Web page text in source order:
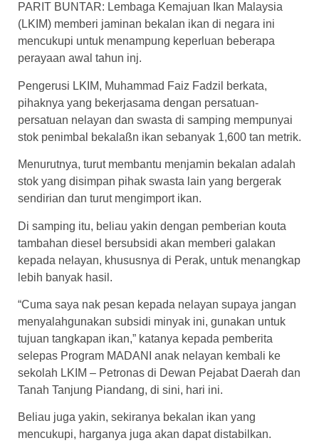
PARIT BUNTAR: Lembaga Kemajuan Ikan Malaysia
(LKIM) memberi jaminan bekalan ikan di negara ini
mencukupi untuk menampung keperluan beberapa
perayaan awal tahun inj.
Pengerusi LKIM, Muhammad Faiz Fadzil berkata,
pihaknya yang bekerjasama dengan persatuan-
persatuan nelayan dan swasta di samping mempunyai
stok penimbal bekalaßn ikan sebanyak 1,600 tan metrik.
Menurutnya, turut membantu menjamin bekalan adalah
stok yang disimpan pihak swasta lain yang bergerak
sendirian dan turut mengimport ikan.
Di samping itu, beliau yakin dengan pemberian kouta
tambahan diesel bersubsidi akan memberi galakan
kepada nelayan, khususnya di Perak, untuk menangkap
lebih banyak hasil.
“Cuma saya nak pesan kepada nelayan supaya jangan
menyalahgunakan subsidi minyak ini, gunakan untuk
tujuan tangkapan ikan,” katanya kepada pemberita
selepas Program MADANI anak nelayan kembali ke
sekolah LKIM – Petronas di Dewan Pejabat Daerah dan
Tanah Tanjung Piandang, di sini, hari ini.
Beliau juga yakin, sekiranya bekalan ikan yang
mencukupi, harganya juga akan dapat distabilkan.